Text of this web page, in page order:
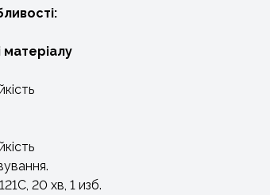
20 хв, 1 изб.